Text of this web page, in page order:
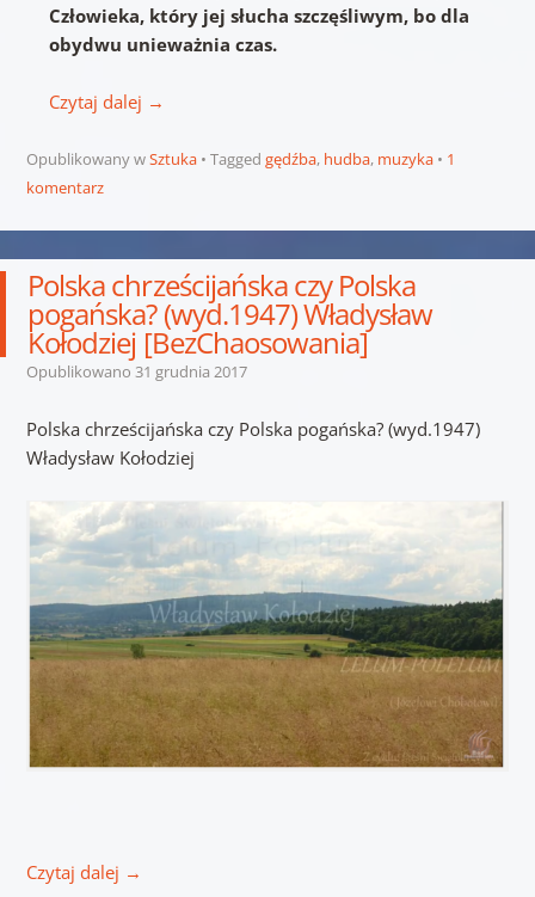
Człowieka, który jej słucha szczęśliwym, bo dla
obydwu unieważnia czas.
Czytaj dalej →
Opublikowany wSztuka Tagged gędźba, hudba, muzyka
1
komentarz
Polska chrześcijańska czy Polska
pogańska? (wyd.1947) Władysław
Kołodziej [BezChaosowania]
Opublikowano 31 grudnia 2017
Polska chrześcijańska czy Polska pogańska? (wyd.1947)
Władysław Kołodziej
Czytaj dalej →